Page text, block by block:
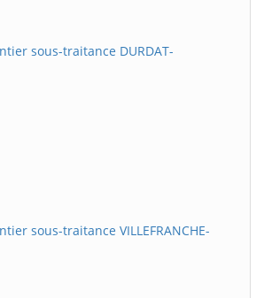
sous-traitance DURDAT-
sous-traitance VILLEFRANCHE-